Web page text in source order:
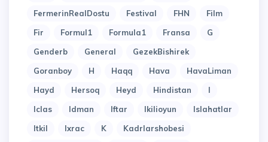
FermerinRealDostu
Festival FHN
Film
Fir
Formul1 Formula1 Fransa
G
Genderb
General
GezekBishirek
Goranboy
H Haqq Hava
HavaLiman
Hayd
Hersoq Heyd Hindistan
I
Iclas
Idman Iftar Ikilioyun
Islahatlar
Itkil
Ixrac K
Kadrlarshobesi